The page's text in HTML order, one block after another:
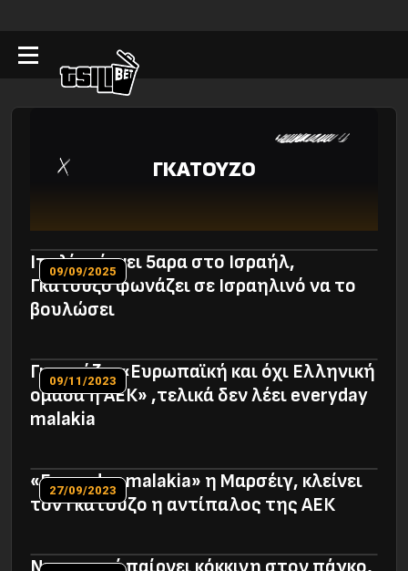
ΓΚΑΤΟΥΖΟ
Iταλία ρίχνει 5αρα στο Ισραήλ,
Γκατούζο φωνάζει σε Ισραηλινό να το
βουλώσει
09/09/2025
Γκατούζο: «Ευρωπαϊκή και όχι Ελληνική
ομάδα η ΑΕΚ» ,τελικά δεν λέει everyday
malakia
09/11/2023
«Every day malakia» η Μαρσέιγ, κλείνει
τον Γκατούζο η αντίπαλος της ΑΕΚ
27/09/2023